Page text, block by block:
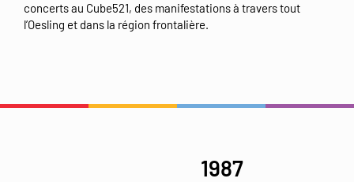
concerts au Cube521, des manifestations à travers tout
l’Oesling et dans la région frontalière.
1987